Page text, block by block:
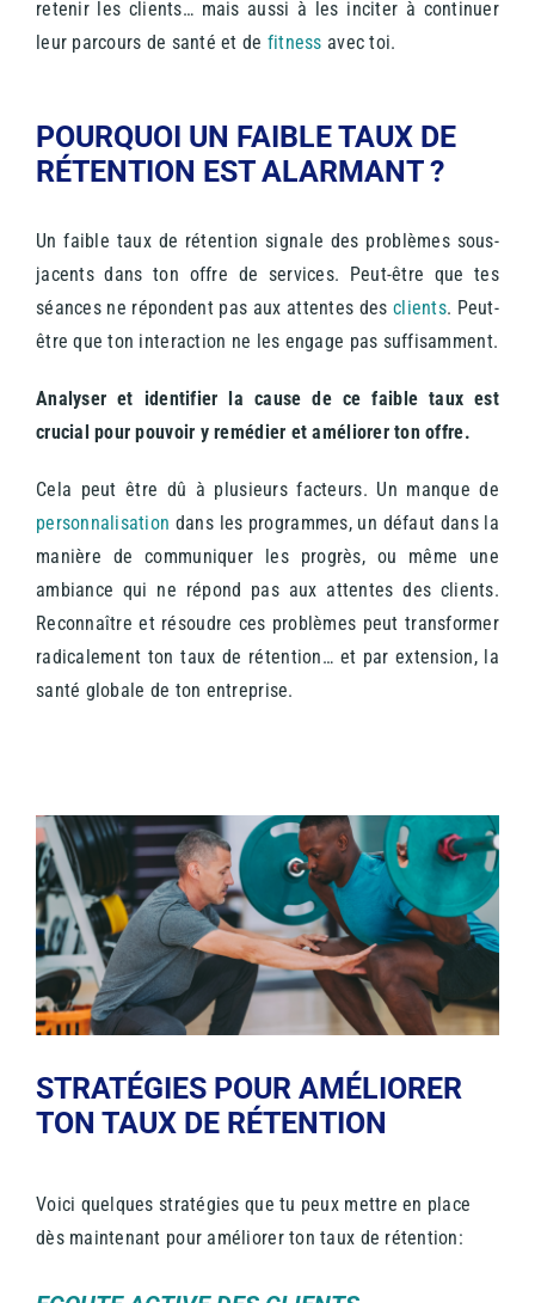
retenir les clients… mais aussi à les inciter à continuer
leur parcours de santé et de fitness avec toi.
POURQUOI UN FAIBLE TAUX DE
RÉTENTION EST ALARMANT ?
Un faible taux de rétention signale des problèmes sous-
jacents dans ton offre de services. Peut-être que tes
séances ne répondent pas aux attentes des clients. Peut-
être que ton interaction ne les engage pas suffisamment.
Analyser et identifier la cause de ce faible taux est
crucial pour pouvoir y remédier et améliorer ton offre.
Cela peut être dû à plusieurs facteurs. Un manque de
personnalisation dans les programmes, un défaut dans la
manière de communiquer les progrès, ou même une
ambiance qui ne répond pas aux attentes des clients.
Reconnaître et résoudre ces problèmes peut transformer
radicalement ton taux de rétention… et par extension, la
santé globale de ton entreprise.
STRATÉGIES POUR AMÉLIORER
TON TAUX DE RÉTENTION
Voici quelques stratégies que tu peux mettre en place
dès maintenant pour améliorer ton taux de rétention: